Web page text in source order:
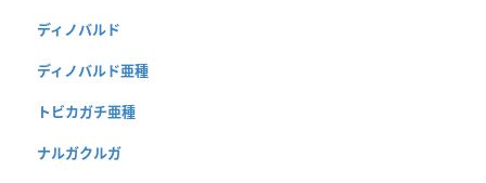
ディノバルド
ディノバルド亜種
トビカガチ亜種
ナルガクルガ